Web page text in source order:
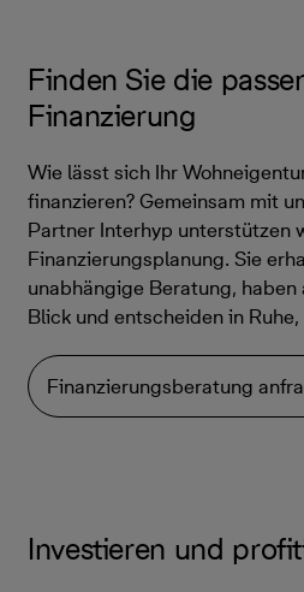
Finden Sie die
Finanzierung
Wie lässt sich Ihr
finanzieren? Gemeinsam mit
Partner Interhyp unterstützen
Finanzierungsplanung. Sie
unabhängige Beratung,
Blick und entscheiden in
Finanzierungsberatung
Investieren und